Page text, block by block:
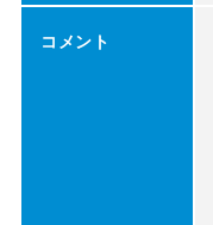
コメント